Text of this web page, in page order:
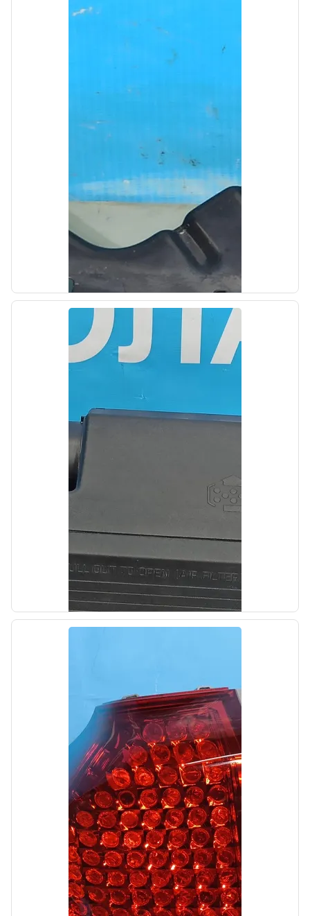
б/у
Проводка Hyundai i30 2 2012-2015
OEM: 91865A6020
Hyundai-KIA
500,00₽
Автолайн
б/у
Кронштейн переднего бампера правый Kia
OEM: 865523W000
Производитель:
Hyundai-KIA
Цена: 500,00₽
б/у
Корпус воздушного фильтра Hyundai
Tucson 3 2015-2018
OEM: 28110D3400
Производитель: